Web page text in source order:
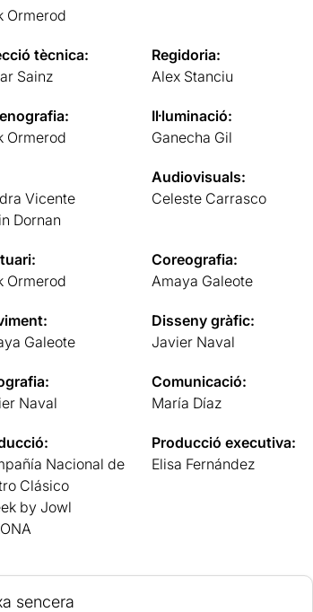
Ormerod
tècnica:
Sainz
Regidoria:
Alex Stanciu
Ormerod
Il·luminació:
Ganecha Gil
Vicente
Dornan
Audiovisuals:
Celeste Carrasco
Ormerod
Coreografia:
Amaya Galeote
Galeote
Disseny gràfic:
Javier Naval
Naval
Comunicació:
María Díaz
Nacional de
Clásico
by Jowl
Producció executiva:
Elisa Fernández
sencera